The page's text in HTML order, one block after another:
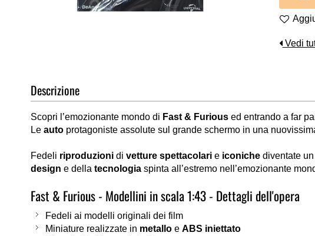
di
immagini
Vedi
Descrizione
Scopri l’emozionante mondo di Fast & Furious ed entrando a far
Le auto protagoniste assolute sul grande schermo in una
Fedeli riproduzioni di vetture spettacolari e iconiche diventate un
design e della tecnologia spinta all’estremo nell’emozionante
Fast & Furious - Modellini in scala 1:43 - Dettagli dell'opera
Fedeli ai modelli originali dei film
Miniature realizzate in metallo e ABS iniettato